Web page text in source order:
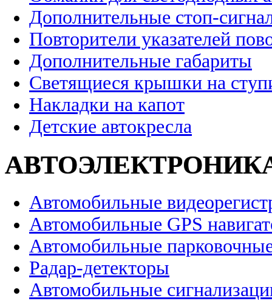
Дополнительные стоп-
Повторители указателей
Дополнительные габариты
Светящиеся крышки на
Накладки на капот
Детские автокресла
Автомобильные
Автомобильные GPS
Автомобильные
Радар-детекторы
Автомобильные